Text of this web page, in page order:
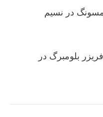
در نسیم
بلومبرگ در